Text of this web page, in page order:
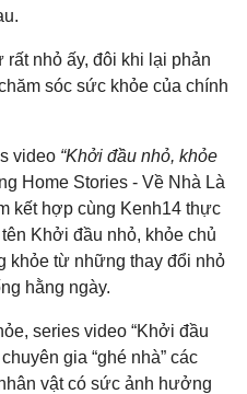
nhỏ ấy, đôi khi lại phản
sóc sức khỏe của chính
video “Khởi đầu nhỏ, khỏe
Home Stories - Về Nhà Là
kết hợp cùng Kenh14 thực
Khởi đầu nhỏ, khỏe chủ
khỏe từ những thay đổi nhỏ
hằng ngày.
series video “Khởi đầu
gia “ghé nhà” các
vật có sức ảnh hưởng